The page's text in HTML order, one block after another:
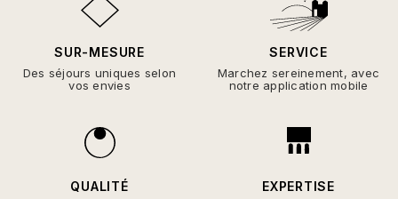
SUR-MESURE
Des séjours uniques selon
vos envies
SERVICE
Marchez sereinement, avec
notre application mobile
QUALITÉ EXPERTISE